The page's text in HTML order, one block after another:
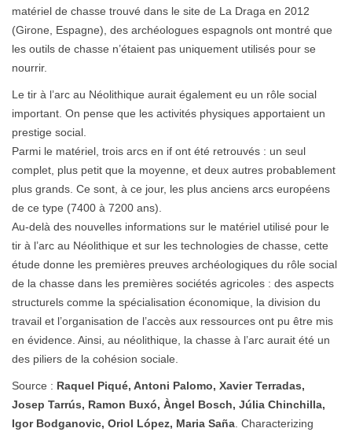
matériel de chasse trouvé dans le site de La Draga en 2012
(Girone, Espagne), des archéologues espagnols ont montré que
les outils de chasse n’étaient pas uniquement utilisés pour se
nourrir.
Le tir à l’arc au Néolithique aurait également eu un rôle social
important. On pense que les activités physiques apportaient un
prestige social.
Parmi le matériel, trois arcs en if ont été retrouvés : un seul
complet, plus petit que la moyenne, et deux autres probablement
plus grands. Ce sont, à ce jour, les plus anciens arcs européens
de ce type (7400 à 7200 ans).
Au-delà des nouvelles informations sur le matériel utilisé pour le
tir à l’arc au Néolithique et sur les technologies de chasse, cette
étude donne les premières preuves archéologiques du rôle social
de la chasse dans les premières sociétés agricoles : des aspects
structurels comme la spécialisation économique, la division du
travail et l’organisation de l’accès aux ressources ont pu être mis
en évidence. Ainsi, au néolithique, la chasse à l’arc aurait été un
des piliers de la cohésion sociale.
Source : Raquel Piqué, Antoni Palomo, Xavier Terradas,
Josep Tarrús, Ramon Buxó, Àngel Bosch, Júlia Chinchilla,
Igor Bodganovic, Oriol López, Maria Saña . Characterizing